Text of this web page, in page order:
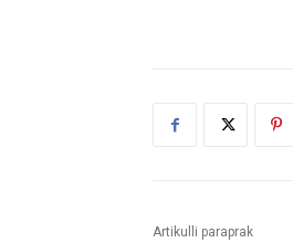
Artikulli paraprak